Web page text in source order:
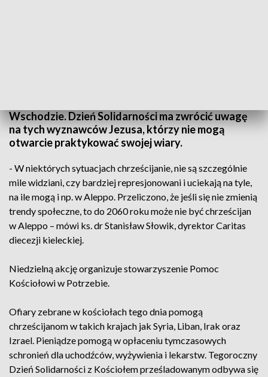
Wschodzie. Dzień Solidarności ma zwrócić uwagę
na tych wyznawców Jezusa, którzy nie mogą
otwarcie praktykować swojej wiary.
- W niektórych sytuacjach chrześcijanie, nie są szczególnie
mile widziani, czy bardziej represjonowani i uciekają na tyle,
na ile mogą i np. w Aleppo. Przeliczono, że jeśli się nie zmienią
trendy społeczne, to do 2060 roku może nie być chrześcijan
w Aleppo – mówi ks. dr Stanisław Słowik, dyrektor Caritas
diecezji kieleckiej.
Niedzielną akcję organizuje stowarzyszenie Pomoc
Kościołowi w Potrzebie.
Ofiary zebrane w kościołach tego dnia pomogą
chrześcijanom w takich krajach jak Syria, Liban, Irak oraz
Izrael. Pieniądze pomogą w opłaceniu tymczasowych
schronień dla uchodźców, wyżywienia i lekarstw. Tegoroczny
Dzień Solidarności z Kościołem prześladowanym odbywa się